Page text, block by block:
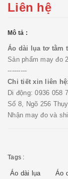
Liên hệ
Mô tả :
Áo dài lụa tơ tằm
Sản phẩm may đo
---------
Chi tiết xin liên hệ:
Di động: 0936 058
Số 8, Ngõ 256
Nhận may đo và
Tags :
Áo dài lụa Áo